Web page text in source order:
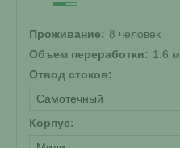
Проживание: 8 человек
Объем переработки: 1.6 м
Отвод стоков:
Самотечный
Корпус: